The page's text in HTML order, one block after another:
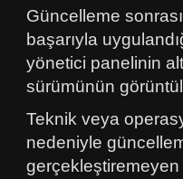
Güncelleme
başarıyla
yönetici panelinin
sürümünün
Teknik veya
nedeniyle